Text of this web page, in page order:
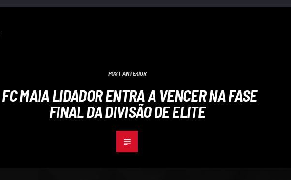
POST ANTERIOR
FC MAIA LIDADOR ENTRA A VENCER NA FASE
FINAL DA DIVISÃO DE ELITE